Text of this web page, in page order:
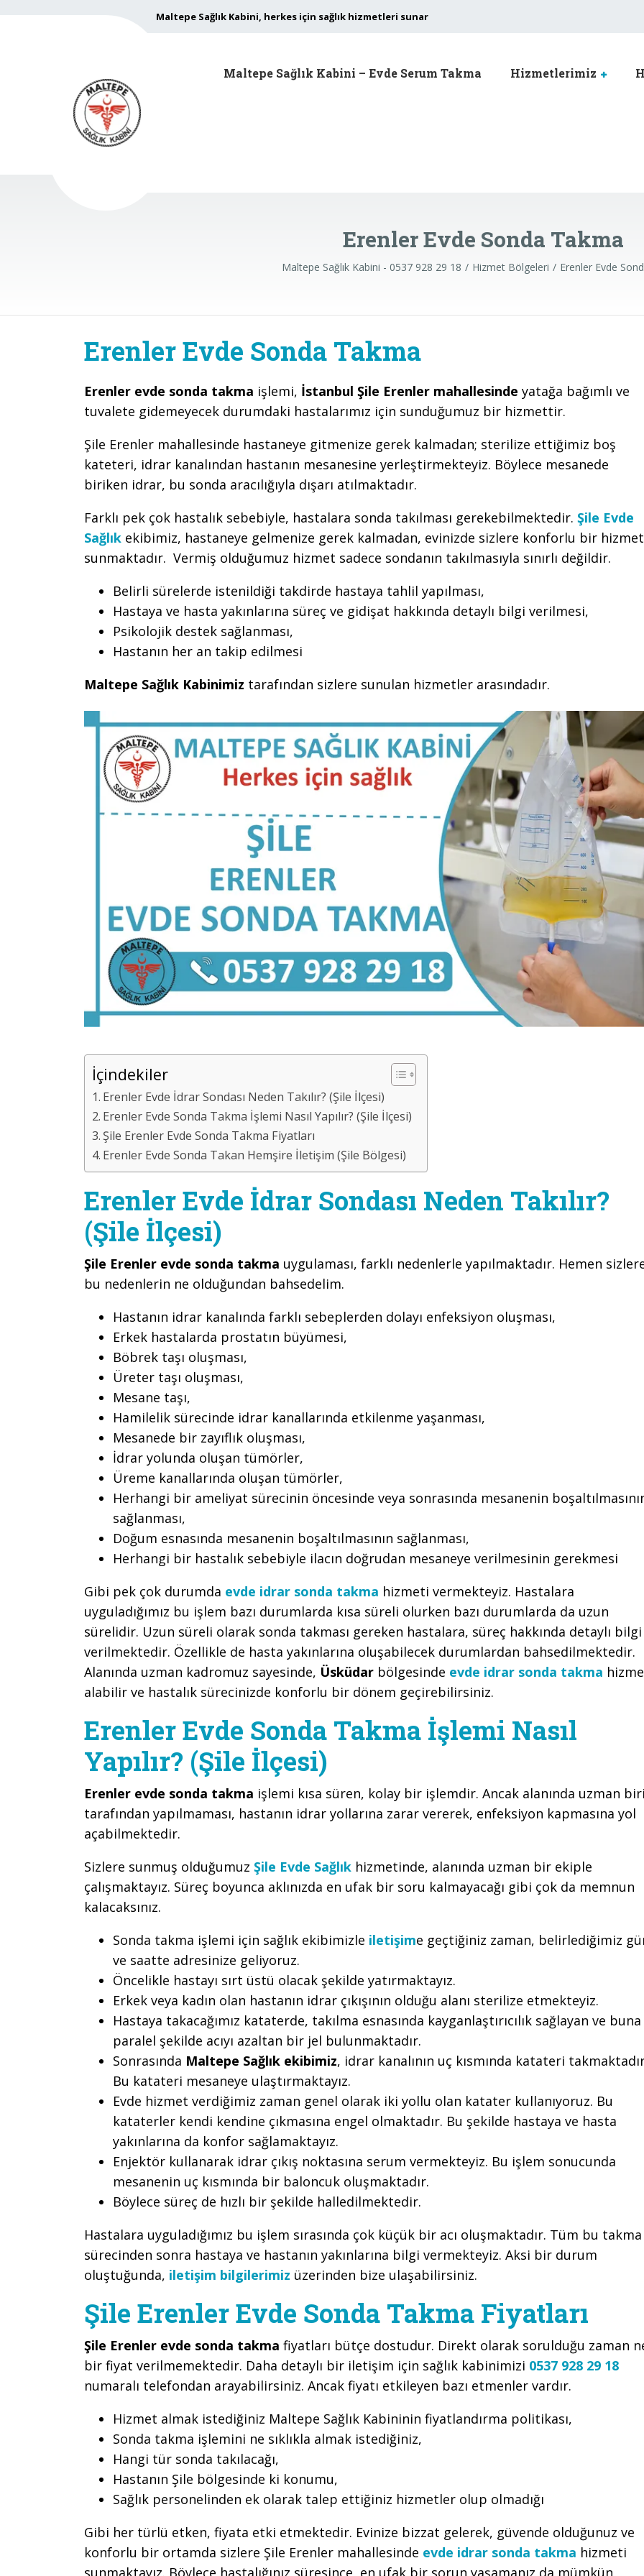
Maltepe Sağlık Kabini, herkes için sağlık hizmetleri sunar
Maltepe Sağlık Kabini – Evde Serum Takma Hizmetlerimiz
Erenler Evde Sonda Takma
Maltepe Sağlık Kabini - 0537 928 29 18 Hizmet Bölgeleri Erenler Evde
Erenler Evde Sonda Takma
Erenler evde sonda takma işlemi, İstanbul Şile Erenler mahallesinde yatağa bağımlı ve
tuvalete gidemeyecek durumdaki hastalarımız için sunduğumuz bir hizmettir.
Şile Erenler mahallesinde hastaneye gitmenize gerek kalmadan; sterilize ettiğimiz boş
kateteri, idrar kanalından hastanın mesanesine yerleştirmekteyiz. Böylece mesanede
biriken idrar, bu sonda aracılığıyla dışarı atılmaktadır.
Farklı pek çok hastalık sebebiyle, hastalara sonda takılması gerekebilmektedir. Şile Evde
Sağlık ekibimiz, hastaneye gelmenize gerek kalmadan, evinizde sizlere konforlu bir hizmet
sunmaktadır. Vermiş olduğumuz hizmet sadece sondanın takılmasıyla sınırlı değildir.
Belirli sürelerde istenildiği takdirde hastaya tahlil yapılması,
Hastaya ve hasta yakınlarına süreç ve gidişat hakkında detaylı bilgi verilmesi,
Psikolojik destek sağlanması,
Hastanın her an takip edilmesi
Maltepe Sağlık Kabinimiz tarafından sizlere sunulan hizmetler arasındadır.
İçindekiler
Erenler Evde İdrar Sondası Neden Takılır? (Şile İlçesi)
Erenler Evde Sonda Takma İşlemi Nasıl Yapılır? (Şile İlçesi)
Şile Erenler Evde Sonda Takma Fiyatları
Erenler Evde Sonda Takan Hemşire İletişim (Şile Bölgesi)
Erenler Evde İdrar Sondası Neden Takılır?
(Şile İlçesi)
Şile Erenler evde sonda takma uygulaması, farklı nedenlerle yapılmaktadır. Hemen
bu nedenlerin ne olduğundan bahsedelim.
Hastanın idrar kanalında farklı sebeplerden dolayı enfeksiyon oluşması,
Erkek hastalarda prostatın büyümesi,
Böbrek taşı oluşması,
Üreter taşı oluşması,
Mesane taşı,
Hamilelik sürecinde idrar kanallarında etkilenme yaşanması,
Mesanede bir zayıflık oluşması,
İdrar yolunda oluşan tümörler,
Üreme kanallarında oluşan tümörler,
Herhangi bir ameliyat sürecinin öncesinde veya sonrasında mesanenin
sağlanması,
Doğum esnasında mesanenin boşaltılmasının sağlanması,
Herhangi bir hastalık sebebiyle ilacın doğrudan mesaneye verilmesinin gerekmesi
Gibi pek çok durumda evde idrar sonda takma hizmeti vermekteyiz. Hastalara
uyguladığımız bu işlem bazı durumlarda kısa süreli olurken bazı durumlarda da uzun
sürelidir. Uzun süreli olarak sonda takması gereken hastalara, süreç hakkında detaylı bilgi
verilmektedir. Özellikle de hasta yakınlarına oluşabilecek durumlardan bahsedilmektedir.
Alanında uzman kadromuz sayesinde, Üsküdar bölgesinde evde idrar sonda takma
alabilir ve hastalık sürecinizde konforlu bir dönem geçirebilirsiniz.
Erenler Evde Sonda Takma İşlemi Nasıl
Yapılır? (Şile İlçesi)
Erenler evde sonda takma işlemi kısa süren, kolay bir işlemdir. Ancak alanında uzman
tarafından yapılmaması, hastanın idrar yollarına zarar vererek, enfeksiyon kapmasına yol
açabilmektedir.
Sizlere sunmuş olduğumuz Şile Evde Sağlık hizmetinde, alanında uzman bir ekiple
çalışmaktayız. Süreç boyunca aklınızda en ufak bir soru kalmayacağı gibi çok da memnun
kalacaksınız.
Sonda takma işlemi için sağlık ekibimizle iletişime geçtiğiniz zaman, belirlediğimiz
ve saatte adresinize geliyoruz.
Öncelikle hastayı sırt üstü olacak şekilde yatırmaktayız.
Erkek veya kadın olan hastanın idrar çıkışının olduğu alanı sterilize etmekteyiz.
Hastaya takacağımız kataterde, takılma esnasında kayganlaştırıcılık sağlayan ve buna
paralel şekilde acıyı azaltan bir jel bulunmaktadır.
Sonrasında Maltepe Sağlık ekibimiz, idrar kanalının uç kısmında katateri
Bu katateri mesaneye ulaştırmaktayız.
Evde hizmet verdiğimiz zaman genel olarak iki yollu olan katater kullanıyoruz. Bu
kataterler kendi kendine çıkmasına engel olmaktadır. Bu şekilde hastaya ve hasta
yakınlarına da konfor sağlamaktayız.
Enjektör kullanarak idrar çıkış noktasına serum vermekteyiz. Bu işlem sonucunda
mesanenin uç kısmında bir baloncuk oluşmaktadır.
Böylece süreç de hızlı bir şekilde halledilmektedir.
Hastalara uyguladığımız bu işlem sırasında çok küçük bir acı oluşmaktadır. Tüm bu takma
sürecinden sonra hastaya ve hastanın yakınlarına bilgi vermekteyiz. Aksi bir durum
oluştuğunda, iletişim bilgilerimiz üzerinden bize ulaşabilirsiniz.
Şile Erenler Evde Sonda Takma Fiyatları
Şile Erenler evde sonda takma fiyatları bütçe dostudur. Direkt olarak sorulduğu zaman
bir fiyat verilmemektedir. Daha detaylı bir iletişim için sağlık kabinimizi 0537 928 29 18
numaralı telefondan arayabilirsiniz. Ancak fiyatı etkileyen bazı etmenler vardır.
Hizmet almak istediğiniz Maltepe Sağlık Kabininin fiyatlandırma politikası,
Sonda takma işlemini ne sıklıkla almak istediğiniz,
Hangi tür sonda takılacağı,
Hastanın Şile bölgesinde ki konumu,
Sağlık personelinden ek olarak talep ettiğiniz hizmetler olup olmadığı
Gibi her türlü etken, fiyata etki etmektedir. Evinize bizzat gelerek, güvende olduğunuz ve
konforlu bir ortamda sizlere Şile Erenler mahallesinde evde idrar sonda takma hizmeti
sunmaktayız. Böylece hastalığınız süresince, en ufak bir sorun yaşamanız da mümkün